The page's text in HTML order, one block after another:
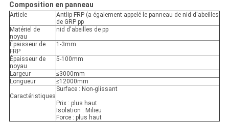
Composition en panneau
Article
Antlip FRP (a également appelé le panneau de nid d'abeilles
de GRP pp
Matériel de
noyau
nid d'abeilles de pp
Épaisseur de
FRP
1-3mm
Épaisseur de
noyau
5-100mm
Largeur
≤3000mm
Longueur
≤12000mm
Caractéristiques
Surface : Non-glissant
Prix : plus haut
Isolation : Milieu
Force : plus haut